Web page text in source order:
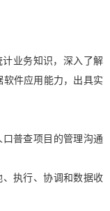
业务知识，深入了解
件应用能力，出具实
普查项目的管理沟通
执行、协调和数据收